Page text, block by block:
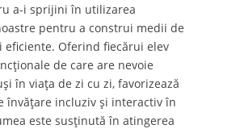
a-i sprijini în utilizarea
pentru a construi medii de
eficiente. Oferind fiecărui elev
de care are nevoie
în viața de zi cu zi, favorizează
învățare incluziv și interactiv în
este susținută în atingerea